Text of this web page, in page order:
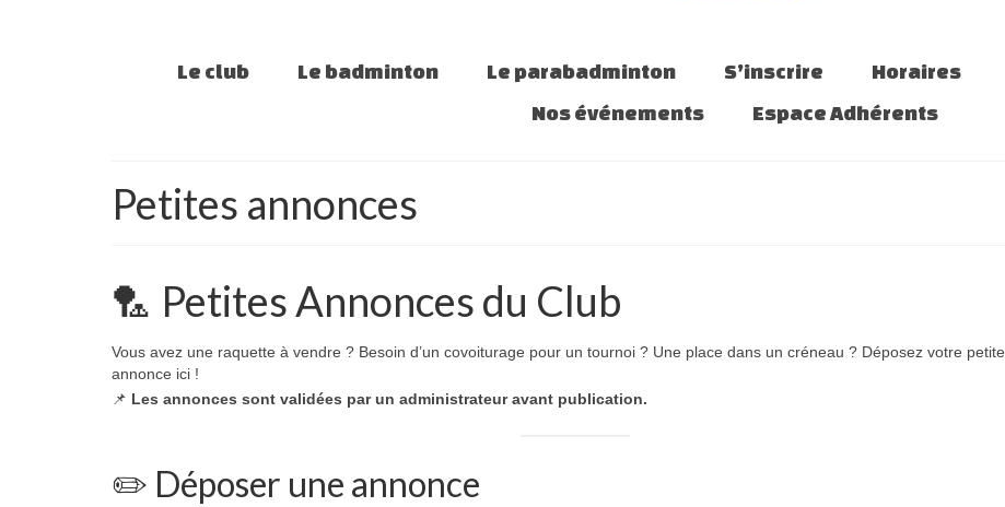
Le club Le badminton Le parabadminton S’inscrire Horaires
Nos événements
Espace Adhérents
Petites annonces
🏸 Petites Annonces du Club
Vous avez une raquette à vendre ? Besoin d’un covoiturage pour un tournoi ? Une place dans un créneau ? Déposez votre petite
annonce ici !
📌 Les annonces sont validées par un administrateur avant publication.
✏️ Déposer une annonce